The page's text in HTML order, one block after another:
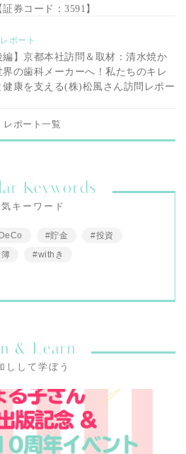
証券コード：3591】
ポート
編】京都本社訪問＆取材：清水焼か
界の歯科メーカーへ！私たちのキレ
健康を支える(株)松風さん訪問レポー
レポート一覧
Keywords
気キーワード
#貯金
#投資
#withき
& Learn
しして学ぼう